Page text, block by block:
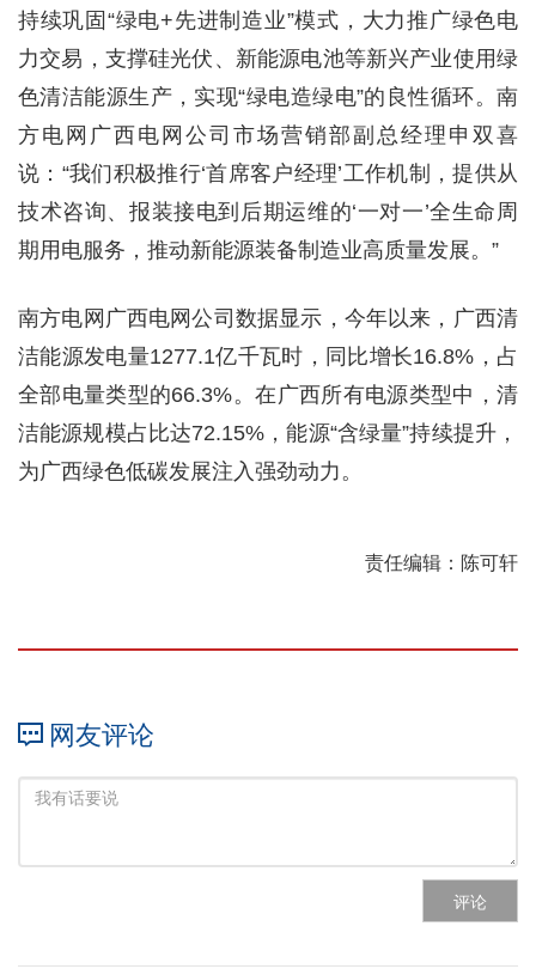
持续巩固“绿电+先进制造业”模式，大力推广绿色电
力交易，支撑硅光伏、新能源电池等新兴产业使用绿
色清洁能源生产，实现“绿电造绿电”的良性循环。南
方电网广西电网公司市场营销部副总经理申双喜
说：“我们积极推行‘首席客户经理’工作机制，提供从
技术咨询、报装接电到后期运维的‘一对一’全生命周
期用电服务，推动新能源装备制造业高质量发展。”
南方电网广西电网公司数据显示，今年以来，广西清
洁能源发电量1277.1亿千瓦时，同比增长16.8%，占
全部电量类型的66.3%。在广西所有电源类型中，清
洁能源规模占比达72.15%，能源“含绿量”持续提升，
为广西绿色低碳发展注入强劲动力。
责任编辑：陈可轩
网友评论
评论